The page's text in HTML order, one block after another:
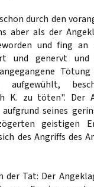
durch den
aber als der
und fing an
und genervt und
aufgewühlt,
K. zu töten". Der
seines
geistigen
des Angriffs des
der Tat: Der